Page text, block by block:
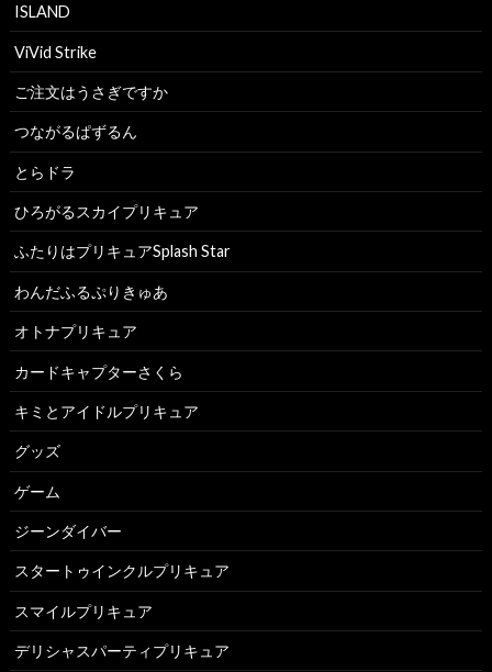
ISLAND
ViVid Strike
ご注文はうさぎですか
つながるぱずるん
とらドラ
ひろがるスカイプリキュア
ふたりはプリキュアSplash Star
わんだふるぷりきゅあ
オトナプリキュア
カードキャプターさくら
キミとアイドルプリキュア
グッズ
ゲーム
ジーンダイバー
スタートゥインクルプリキュア
スマイルプリキュア
デリシャスパーティプリキュア